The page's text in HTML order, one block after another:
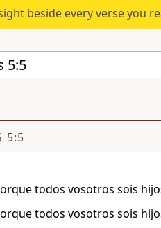
beside every verse you
5:5
todos vosotros sois
todos vosotros sois